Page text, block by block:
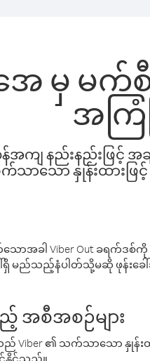
မှ မက်စီ
အကြံ
ျ နည်းနည်းဖြင့် အ
က်သာသော နှုန်းထားဖ
အခါ Viber Out ခရက်ဒ
ါ်ရှိ မည်သည့်နံပါတ်သို့မဆို ဖုန်းခ
အစီအစဉ်များ
Viber ၏ သက်သာသော နှုန်း